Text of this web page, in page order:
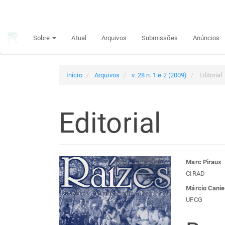
principal
Sobre Atual Arquivos Submissões Anúncios
Início Arquivos v. 28 n. 1 e 2 (2009) Editorial
Editorial
Barra
lateral
de
do
Marc Piraux
CIRAD
Márcio
UFCG